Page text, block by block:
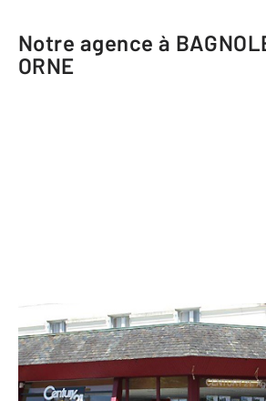
Notre agence à
ORNE
CENTURY 21 Agence
10 avenue du
BAGNOLES DE L